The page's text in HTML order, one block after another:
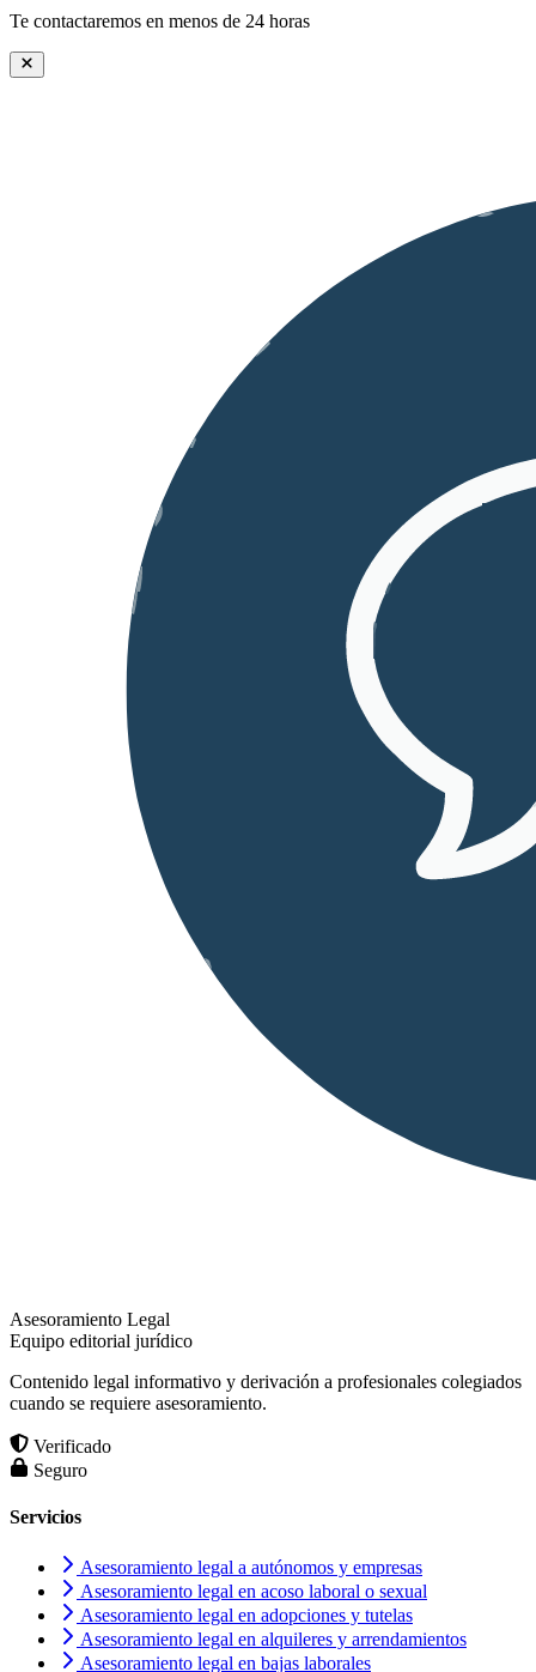
Te contactaremos en menos de 24 horas
Asesoramiento Legal
Equipo editorial jurídico
Contenido legal informativo y derivación a profesionales colegiados
cuando se requiere asesoramiento.
Verificado
Seguro
Servicios
Asesoramiento legal a autónomos y empresas
Asesoramiento legal en acoso laboral o sexual
Asesoramiento legal en adopciones y tutelas
Asesoramiento legal en alquileres y arrendamientos
Asesoramiento legal en bajas laborales